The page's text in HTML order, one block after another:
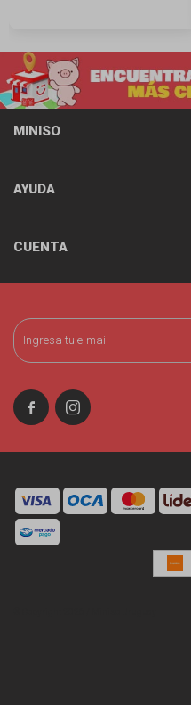
 
MINISO
AYUDA
CUENTA